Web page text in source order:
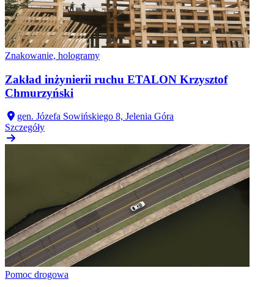
Znakowanie, hologramy
Zakład inżynierii ruchu ETALON Krzysztof
Chmurzyński
gen. Józefa Sowińskiego 8, Jelenia Góra
Szczegóły
Pomoc drogowa